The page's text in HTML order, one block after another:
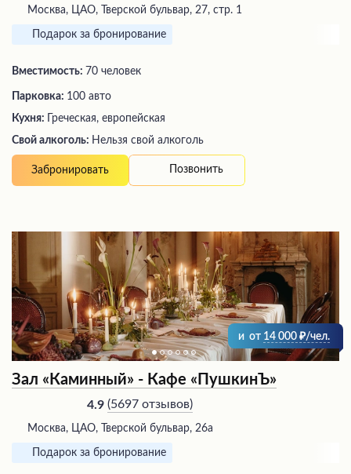
Москва, ЦАО, Тверской бульвар, 27, стр. 1
Подарок за бронирование
Вместимость: 70 человек
Парковка: 100 авто
Кухня:
Греческая, европейская
Свой алкоголь: Нельзя свой алкоголь
Забронировать Позвонить
и от 14 000 /чел.
Зал «Каминный» - Кафе «ПушкинЪ»
4.9 (5697 отзывов)
Москва, ЦАО, Тверской бульвар, 26а
Подарок за бронирование